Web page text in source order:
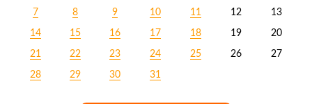
7 8 9 10 11 12 13
14 15 16 17 18 19 20
21 22 23 24 25 26 27
28 29 30 31